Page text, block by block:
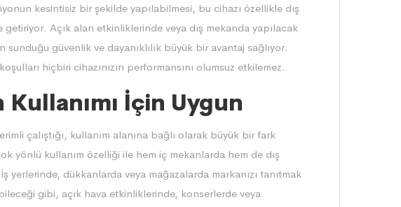
kesintisiz bir şekilde yapılabilmesi, bu cihazı özellikle dış
getiriyor. Açık alan etkinliklerinde veya dış mekanda yapılacak
sunduğu güvenlik ve dayanıklılık büyük bir avantaj sağlıyor.
hiçbiri cihazınızın performansını olumsuz etkilemez.
Kullanımı İçin Uygun
çalıştığı, kullanım alanına bağlı olarak büyük bir fark
yönlü kullanım özelliği ile hem iç mekanlarda hem de dış
yerlerinde, dükkanlarda veya mağazalarda markanızı tanıtmak
gibi, açık hava etkinliklerinde, konserlerde veya